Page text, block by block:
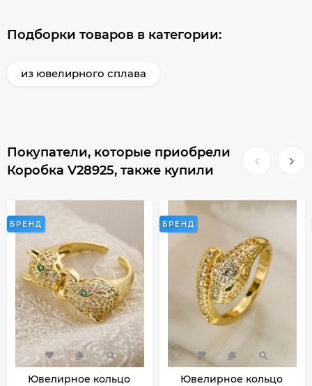
Подборки товаров в категории:
из ювелирного сплава
Покупатели, которые приобрели
Коробка V28925, также купили
БРЕНД
Ювелирное кольцо
БРЕНД
Ювелирное кольцо